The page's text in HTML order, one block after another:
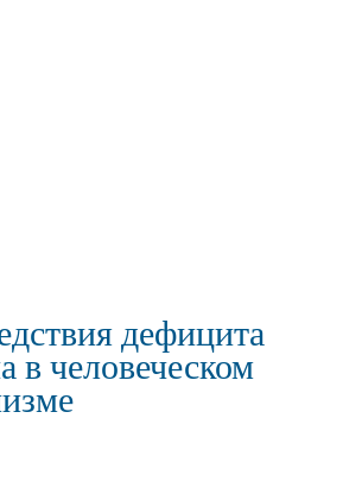
дефицита
в человеческом